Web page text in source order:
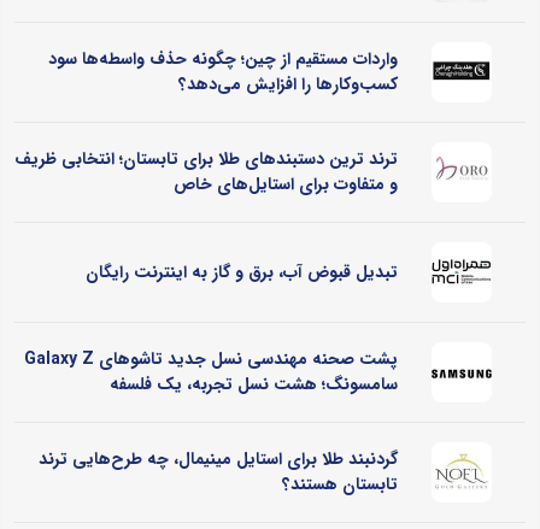
واردات مستقیم از چین؛ چگونه حذف واسطه‌ها سود
کسب‌وکارها را افزایش می‌دهد؟
ترند ترین دستبندهای طلا برای تابستان؛ انتخابی ظریف
و متفاوت برای استایل‌های خاص
تبدیل قبوض آب، برق و گاز به اینترنت رایگان
پشت صحنه مهندسی نسل جدید تاشوهای Galaxy Z
سامسونگ؛ هشت نسل تجربه، یک فلسفه
گردنبند طلا برای استایل مینیمال، چه طرح‌هایی ترند
تابستان هستند؟